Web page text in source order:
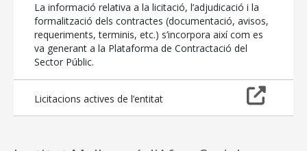
CONSELL DE MALLORCA
MALLORCA.ES
TRANSPARÈNCIA
La informació relativa a la licitació, l’adjudicació i la
formalització dels contractes (documentació, avisos,
requeriments, terminis, etc.) s’incorpora així com es
va generant a la Plataforma de Contractació del
Sector Públic.
Licitacions actives de l’entitat